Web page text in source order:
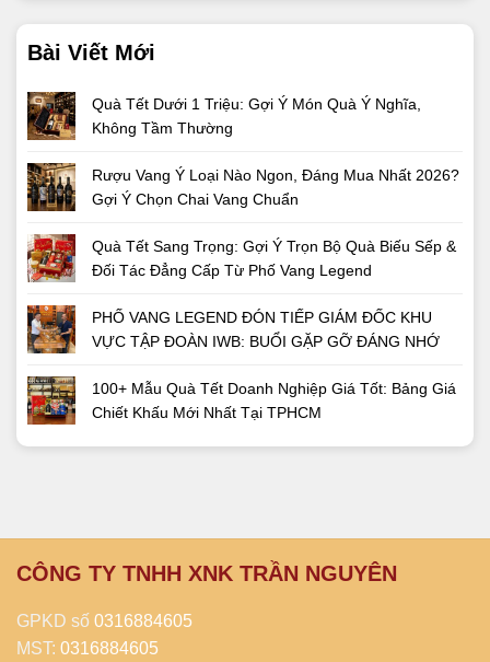
Bài Viết Mới
Quà Tết Dưới 1 Triệu: Gợi Ý Món Quà Ý Nghĩa,
Không Tầm Thường
Rượu Vang Ý Loại Nào Ngon, Đáng Mua Nhất 2026?
Gợi Ý Chọn Chai Vang Chuẩn
Quà Tết Sang Trọng: Gợi Ý Trọn Bộ Quà Biếu Sếp &
Đối Tác Đẳng Cấp Từ Phố Vang Legend
PHỐ VANG LEGEND ĐÓN TIẾP GIÁM ĐỐC KHU
VỰC TẬP ĐOÀN IWB: BUỔI GẶP GỠ ĐÁNG NHỚ
100+ Mẫu Quà Tết Doanh Nghiệp Giá Tốt: Bảng Giá
Chiết Khấu Mới Nhất Tại TPHCM
CÔNG TY TNHH XNK TRẦN NGUYÊN
GPKD số 0316884605
MST: 0316884605